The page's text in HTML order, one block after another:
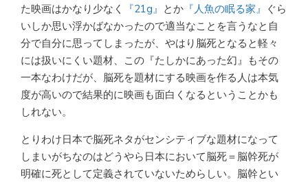
た映画はかなり少なく
『21g』 とか 『人魚の眠る家』 ぐら
いしか思い浮かばなかったので適当なことを言うなと自
分で自分に思ってしまったが、やはり脳死となると軽々
には扱いにくい題材、この『たしかにあった幻』もその
一本なわけだが、脳死を題材にする映画を作る人は本気
度が高いので結果的に映画も面白くなるということかも
しれない。
とりわけ日本で脳死ネタがセンシティブな題材になって
しまいがちなのはどうやら日本において脳死＝脳幹死が
明確に死として定義されていないためらしい。脳幹とい